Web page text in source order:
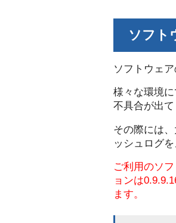
ソフト
ソフトウェ
様々な環境
不具合が出て
その際には
ッシュログ
ご利用のソ
ョンは
ます。